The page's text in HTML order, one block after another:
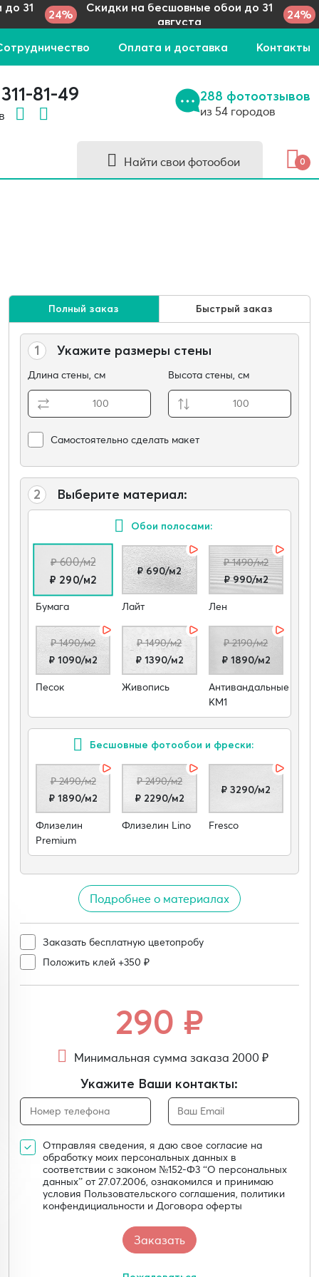
31
24%
Скидки на бесшовные обои до 31
августа
24%
Оплата и доставка Контакты
81-49 288 фотоотзывов
из 54 городов
Найти свои фотообои 0
Полный заказ Быстрый заказ
1 Укажите размеры стены
Длина стены, см Высота стены, см
Самостоятельно сделать макет
2 Выберите материал:
Обои полосами:
₽ 600/м2
₽ 290/м2
Бумага
₽ 690/м2
Лайт
₽ 1490/м2
₽ 990/м2
Лен
₽ 1490/м2
₽ 1090/м2
Песок
₽ 1490/м2
₽ 1390/м2
Живопись
₽ 2190/м2
₽ 1890/м2
Антивандальные
КМ1
Бесшовные фотообои и фрески:
₽ 2490/м2
₽ 1890/м2
Флизелин
Premium
₽ 2490/м2
₽ 2290/м2
Флизелин Lino
₽ 3290/м2
Fresco
Подробнее о материалах
Заказать бесплатную цветопробу
Положить клей +350 ₽
290 ₽
Минимальная сумма заказа 2000 ₽
Укажите Ваши контакты:
Отправляя сведения, я даю свое согласие на
обработку моих персональных данных в
соответствии с законом №152-Ф3 “О персональных
данных” от 27.07.2006, ознакомился и принимаю
условия Пользовательского соглашения, политики
конфендициальности и Договора оферты